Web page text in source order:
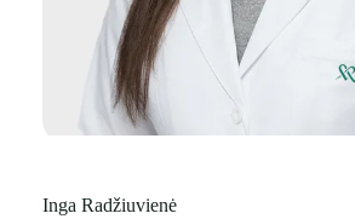
Inga Radžiuvienė